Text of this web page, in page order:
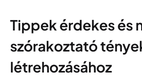
Tippek érdekes és
szórakoztató
létrehozásához